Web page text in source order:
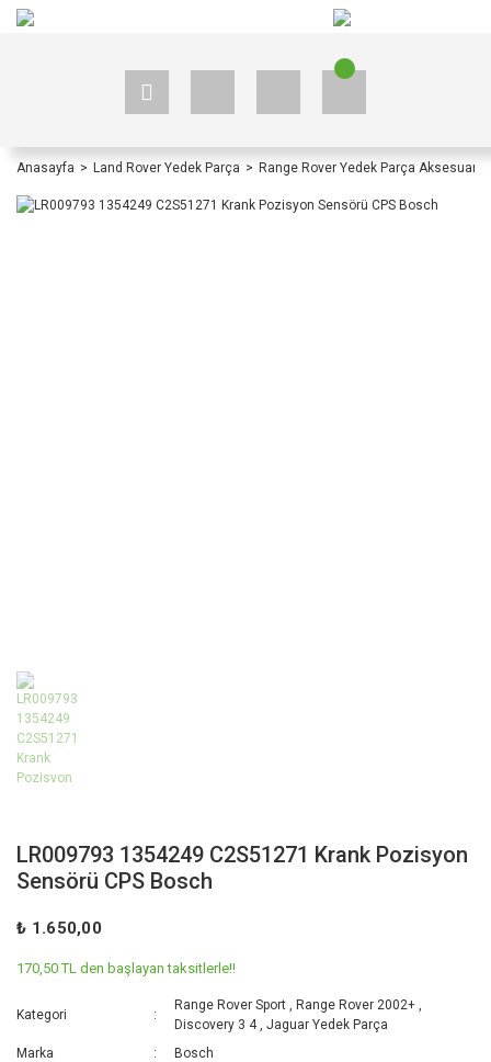
Anasayfa Land Rover Yedek Parça Range Rover Yedek Parça Aksesuar
LR009793 1354249 C2S51271 Krank Pozisyon
Sensörü CPS Bosch
₺ 1.650,00
170,50 TL den başlayan taksitlerle!!
Kategori
Range Rover Sport ,Range Rover 2002+
Discovery 3 4
,Jaguar Yedek Parça
Marka
Bosch